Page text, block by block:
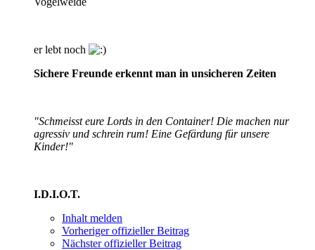
er lebt noch
Sichere Freunde erkennt man in unsicheren Zeiten
"Schmeisst eure Lords in den Container! Die machen nur
agressiv und schrein rum! Eine Gefärdung für unsere
Kinder!"
I.D.I.O.T.
Inhalt melden
Vorheriger offizieller Beitrag
Nächster offizieller Beitrag